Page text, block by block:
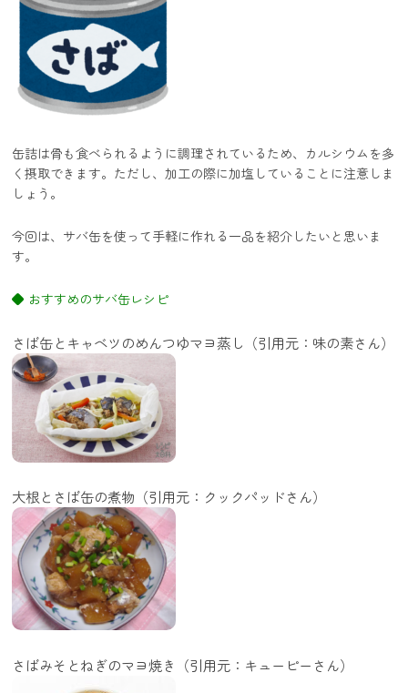
缶詰は骨も食べられるように調理されているため、カルシウムを多
く摂取できます。ただし、加工の際に加塩していることに注意しま
しょう。
今回は、サバ缶を使って手軽に作れる一品を紹介したいと思いま
す。
◆ おすすめのサバ缶レシピ
さば缶とキャベツのめんつゆマヨ蒸し（引用元：味の素さん）
大根とさば缶の煮物（引用元：クックパッドさん）
さばみそとねぎのマヨ焼き（引用元：キューピーさん）